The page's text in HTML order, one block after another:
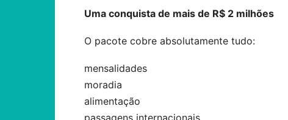
Uma conquista de mais de R$ 2 milhões
O pacote cobre absolutamente tudo:
mensalidades
moradia
alimentação
passagens internacionais